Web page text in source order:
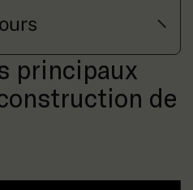
principaux
de